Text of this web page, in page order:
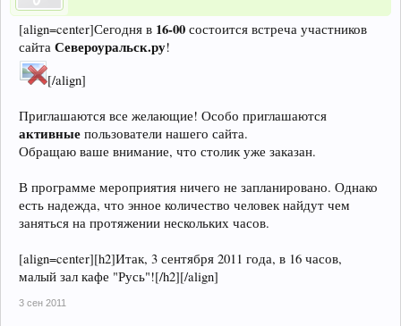
[align=center]Сегодня в 16-00 состоится встреча участников
сайта Североуральск.ру!
[/align]
Приглашаются все желающие! Особо приглашаются
активные пользователи нашего сайта.
Обращаю ваше внимание, что столик уже заказан.
В программе мероприятия ничего не запланировано. Однако
есть надежда, что энное количество человек найдут чем
заняться на протяжении нескольких часов.
[align=center][h2]Итак, 3 сентября 2011 года, в 16 часов,
малый зал кафе "Русь"![/h2][/align]
3 сен 2011